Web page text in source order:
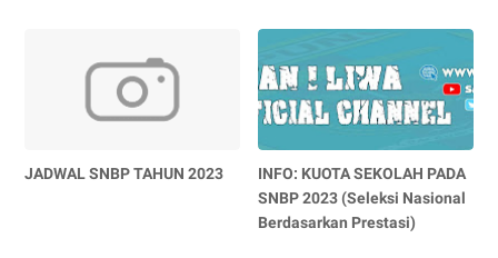
JADWAL SNBP TAHUN 2023
INFO: KUOTA SEKOLAH PADA
SNBP 2023 (Seleksi Nasional
Berdasarkan Prestasi)